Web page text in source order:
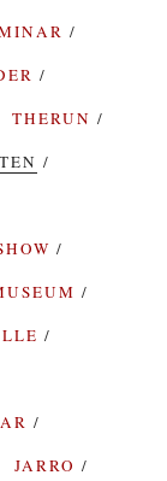
THERUN
JARRO